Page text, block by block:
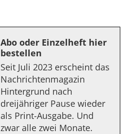
Abo oder Einzelheft hier
bestellen
Seit Juli 2023 erscheint das
Nachrichtenmagazin
Hintergrund nach
dreijähriger Pause wieder
als Print-Ausgabe. Und
zwar alle zwei Monate.